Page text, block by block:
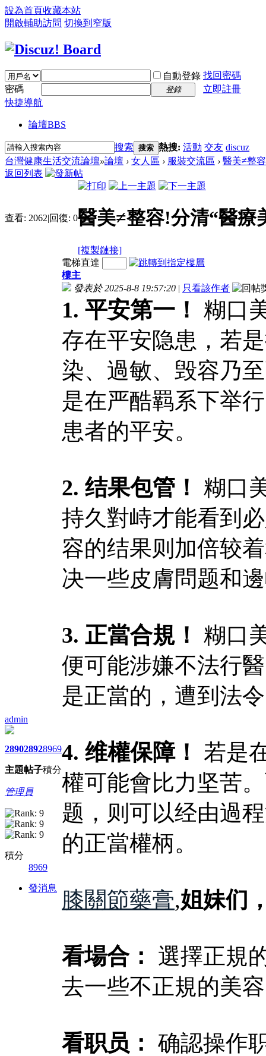
設為首頁收藏本站
開啟輔助訪問 切換到窄版
自動登錄 找回密碼
密碼
登錄
立即註冊
快捷導航
論壇BBS
搜索 搜索 熱搜: 活動 交友 discuz
台灣健康生活交流論壇»論壇 › 女人區 › 服裝交流區 › 醫美≠整
返回列表
查看: 2062|回復: 0醫美≠整容!分清“醫療
[複製鏈接]
admin
2890
主題
2892
帖子
8969
積分
管理員
積分
8969
發消息
電梯直達
樓主
發表於 2025-8-8 19:57:20 | 只看該作者
1. 平安第一！ 糊口
存在平安隐患，若
染、過敏、毁容乃
是在严酷羁系下举
患者的平安。
2. 结果包管！ 糊口
持久對峙才能看到
容的结果则加倍较
决一些皮膚問题和
3. 正當合規！ 糊口
便可能涉嫌不法行
是正當的，遭到法
4. 维權保障！ 若是
權可能會比力坚苦
题，则可以经由過
的正當權柄。
膝關節藥膏,姐妹们
看場合：
選擇正規
去一些不正規的美
看职员： 确認操作